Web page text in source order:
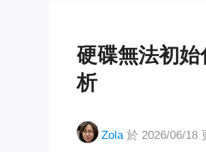
硬碟無法初
析
Zola於 2026/06/18